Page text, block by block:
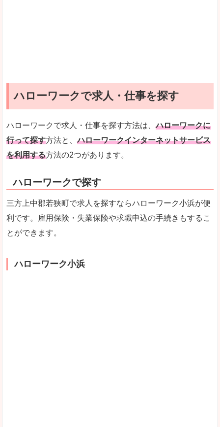
ハローワークで求人・仕事を探す
ハローワークで求人・仕事を探す方法は、ハローワークに
行って探す方法と、ハローワークインターネットサービス
を利用する方法の2つがあります。
ハローワークで探す
三方上中郡若狭町で求人を探すならハローワーク小浜が便
利です。雇用保険・失業保険や求職申込の手続きもするこ
とができます。
ハローワーク小浜